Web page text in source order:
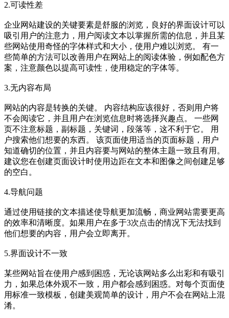
2.可读性差
企业网站建设的关键要素是舒服的浏览，良好的界面设计可以
吸引用户的注意力，用户阅读文本以掌握所需的信息，并且某
些网站使用奇怪的字体样式和大小，使用户难以浏览。 有一
些简单的方法可以改善用户在网站上的阅读体验，例如配色方
案，注意颜色以提高可读性，使用稳定的字体等。
3.无内容布局
网站的内容是转换的关键。 内容结构应该很好，否则用户将
不会阅读它，并且用户在浏览信息时将选择兴趣点。 一些网
页不注意标题，副标题，关键词，段落等，这不利于它。 用
户搜索他们想要的东西。 该页面使用适当的页面标题，用户
知道确切的位置，并且内容要与网站的整体主题一致且有用。
建议您在创建页面设计时使用边距在文本和图像之间创建足够
的空白。
4.导航问题
通过使用链接的文本描述使导航更加流畅，商业网站需要更高
的效率和清晰度。如果用户在多于3次点击的情况下无法找到
他们想要的内容，用户会立即离开。
5.界面设计不一致
某些网站旨在使用户感到困惑，无论该网站多么出彩和有吸引
力，如果总体外观不一致，用户都会感到困惑。对每个页面使
用标准一致模板，创建美观简单的设计，用户不会在网站上混
淆。